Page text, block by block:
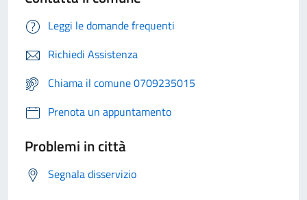
Leggi le domande frequenti
Richiedi Assistenza
Chiama il comune 0709235015
Prenota un appuntamento
Problemi in città
Segnala disservizio